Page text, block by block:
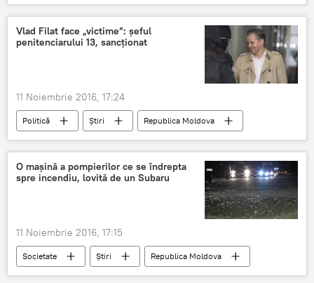
incendiu
Chişinău
pompier
clădire
Uzinelor
Vlad Filat face „victime”: șeful
penitenciarului 13, sancționat
11 Noiembrie 2016, 17:24
Politică Știri
Republica Moldova
Vlad Filat
Igor Popa
Drepturi
penitenciarul 13
Sancțiune
O maşină a pompierilor ce se îndrepta
spre incendiu, lovită de un Subaru
11 Noiembrie 2016, 17:15
Societate Știri
Republica Moldova
accident
Chişinău pompieri